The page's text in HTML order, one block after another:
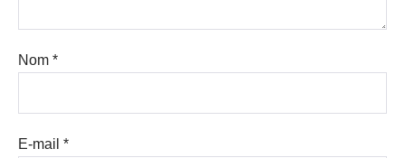
Nom *
E-mail *